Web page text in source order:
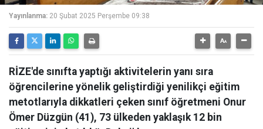
Yayınlanma: 20 Şubat 2025 Perşembe 09:38
RİZE'de sınıfta yaptığı aktivitelerin yanı sıra
öğrencilerine yönelik geliştirdiği yenilikçi eğitim
metotlarıyla dikkatleri çeken sınıf öğretmeni Onur
Ömer Düzgün (41), 73 ülkeden yaklaşık 12 bin